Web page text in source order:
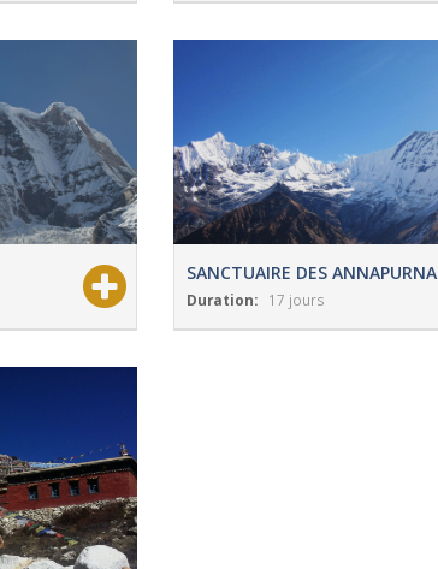
SANCTUAIRE DES ANNAPURNA
Duration: 17 jours